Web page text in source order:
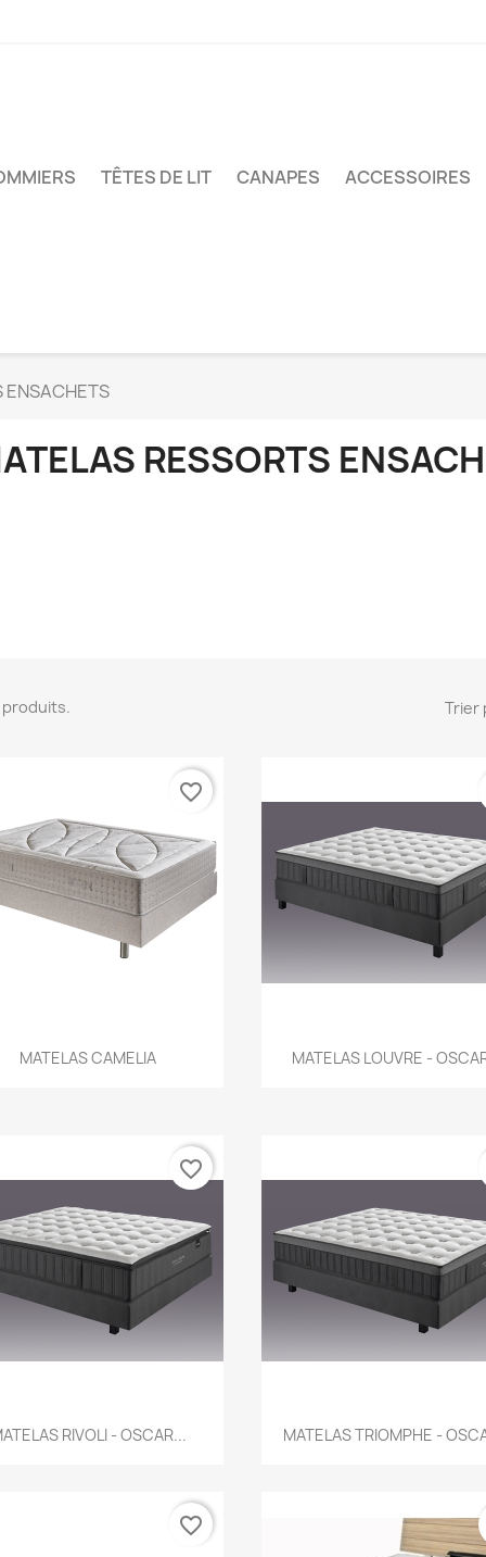
TÊTES DE LIT CANAPES ACCESSOIRES
ENSACHETS
RESSORTS
produits. Trier
Aperçu rapide
MATELAS CAMELIA
favorite_border
Aperçu rapide
MATELAS LOUVRE -
 Aperçu rapide
RIVOLI - OSCAR...
favorite_border
Aperçu rapide
MATELAS TRIOMPHE -
favorite_border